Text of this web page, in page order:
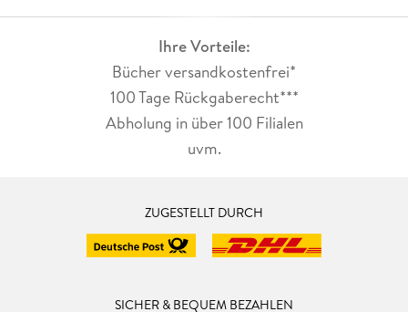
Ihre Vorteile:
Bücher versandkostenfrei*
100 Tage Rückgaberecht***
Abholung in über 100 Filialen
uvm.
ZUGESTELLT DURCH
SICHER & BEQUEM BEZAHLEN